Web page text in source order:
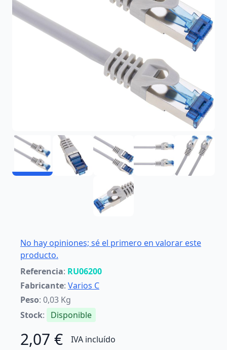
No hay opiniones; sé el primero en valorar este
producto.
Referencia: RU06200
Fabricante: Varios C
Peso: 0,03 Kg
Stock: Disponible
2,07 € IVA incluído